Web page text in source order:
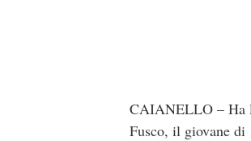
CAIANELLO – Ha
Fusco, il giovane di